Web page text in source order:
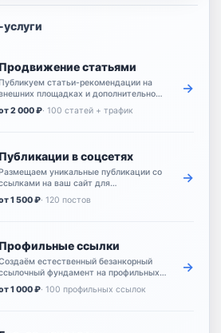
услуги
Продвижение статьями
Публикуем статьи-рекомендации на
площадках и дополнительно
усиливаем их переходами и
сигналами.
2 000 ₽· 100 статей + трафик
→
Публикации в соцсетях
уникальные публикации со
на ваш сайт для
естественных упоминаний и
охвата.
1 500 ₽· 120 постов
→
Профильные ссылки
естественный безанкорный
фундамент на профильных
площадках для базового продвижения
1 000 ₽· 100 профильных ссылок
→